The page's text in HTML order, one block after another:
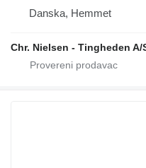
Danska, Hemmet
Chr. Nielsen - Tingheden A/